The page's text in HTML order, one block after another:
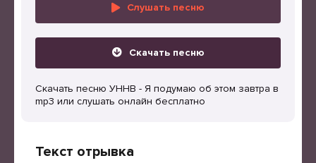
Слушать песню
Скачать песню
Скачать песню УННВ - Я подумаю об этом завтра в
mp3 или слушать онлайн бесплатно
Текст отрывка